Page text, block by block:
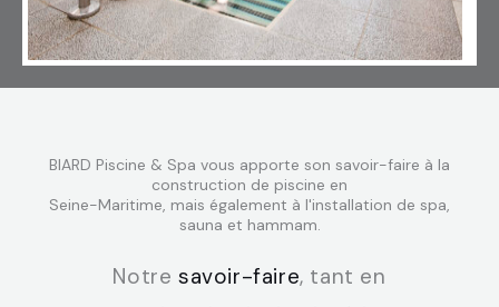
BIARD Piscine & Spa vous apporte son savoir-faire à la
construction de piscine en
Seine-Maritime, mais également à l'installation de spa,
sauna et hammam.
Notre savoir-faire, tant en